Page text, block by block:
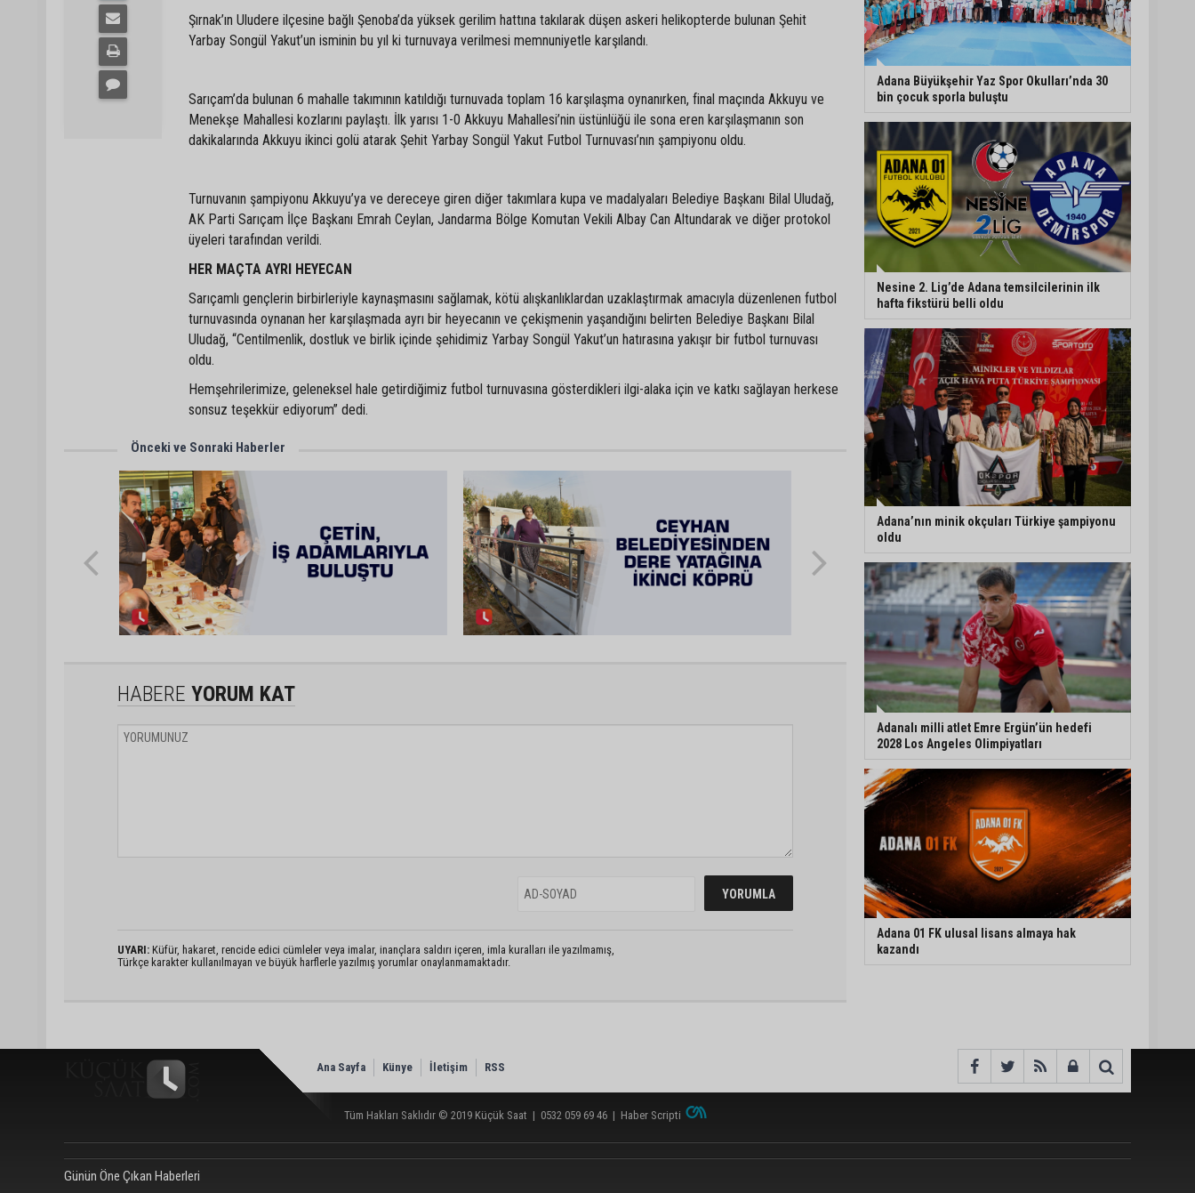
Şırnak’ın Uludere ilçesine bağlı Şenoba’da yüksek gerilim hattına takılarak düşen askeri helikopterde bulunan Şehit
Yarbay Songül Yakut’un isminin bu yıl ki turnuvaya verilmesi memnuniyetle karşılandı.
Sarıçam’da bulunan 6 mahalle takımının katıldığı turnuvada toplam 16 karşılaşma oynanırken, final maçında Akkuyu ve
Menekşe Mahallesi kozlarını paylaştı. İlk yarısı 1-0 Akkuyu Mahallesi’nin üstünlüğü ile sona eren karşılaşmanın son
dakikalarında Akkuyu ikinci golü atarak Şehit Yarbay Songül Yakut Futbol Turnuvası’nın şampiyonu oldu.
Turnuvanın şampiyonu Akkuyu’ya ve dereceye giren diğer takımlara kupa ve madalyaları Belediye Başkanı Bilal Uludağ,
AK Parti Sarıçam İlçe Başkanı Emrah Ceylan, Jandarma Bölge Komutan Vekili Albay Can Altundarak ve diğer protokol
üyeleri tarafından verildi.
HER MAÇTA AYRI HEYECAN
Sarıçamlı gençlerin birbirleriyle kaynaşmasını sağlamak, kötü alışkanlıklardan uzaklaştırmak amacıyla düzenlenen futbol
turnuvasında oynanan her karşılaşmada ayrı bir heyecanın ve çekişmenin yaşandığını belirten Belediye Başkanı Bilal
Uludağ, “Centilmenlik, dostluk ve birlik içinde şehidimiz Yarbay Songül Yakut’un hatırasına yakışır bir futbol turnuvası
oldu.
Hemşehrilerimize, geleneksel hale getirdiğimiz futbol turnuvasına gösterdikleri ilgi-alaka için ve katkı sağlayan herkese
sonsuz teşekkür ediyorum” dedi.
Önceki ve Sonraki Haberler
HABERE YORUM KAT
UYARI: Küfür, hakaret, rencide edici cümleler veya imalar, inançlara saldırı içeren, imla kuralları ile yazılmamış,
Türkçe karakter kullanılmayan ve büyük harflerle yazılmış yorumlar onaylanmamaktadır.
Eski polis memuru Ergün
Karakaya’nın öldürüldüğü
silahlı kavganın
görüntüleri ortaya çıktı
İmamoğlu’nda hijyen ve
etiket kontrolü
Mustafa Özkan: "Yüreğir
Belediye Başkan Vekilliği
seçimine ilişkin hukuki
süreç başlatıldı"
Adana Büyükşehir Yaz Spor Okulları’nda 30
bin çocuk sporla buluştu
Nesine 2. Lig’de Adana temsilcilerinin ilk
hafta fikstürü belli oldu
Adana’nın minik okçuları Türkiye şampiyonu
oldu
Adanalı milli atlet Emre Ergün’ün hedefi
2028 Los Angeles Olimpiyatları
Adana 01 FK ulusal lisans almaya hak
kazandı
Ana Sayfa Künye İletişim RSS
Tüm Hakları Saklıdır © 2019 Küçük Saat | 0532 059 69 46 | Haber Scripti
Günün Öne Çıkan Haberleri